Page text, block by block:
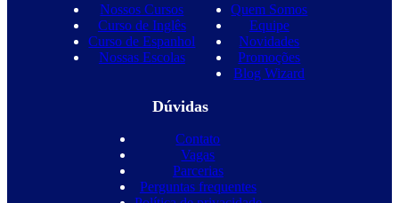
Nossos Cursos
Curso de Inglês
Curso de Espanhol
Nossas Escolas
Quem Somos
Equipe
Novidades
Promoções
Blog Wizard
Dúvidas
Contato
Vagas
Parcerias
Perguntas frequentes